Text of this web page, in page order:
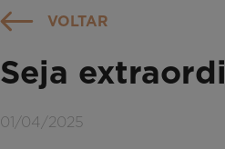
VOLTAR
Seja
01/04/2025